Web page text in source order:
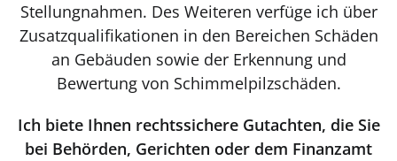
Stellungnahmen. Des Weiteren verfüge ich über
Zusatzqualifikationen in den Bereichen Schäden
an Gebäuden sowie der Erkennung und
Bewertung von Schimmelpilzschäden.
Ich biete Ihnen rechtssichere Gutachten, die Sie
bei Behörden, Gerichten oder dem Finanzamt